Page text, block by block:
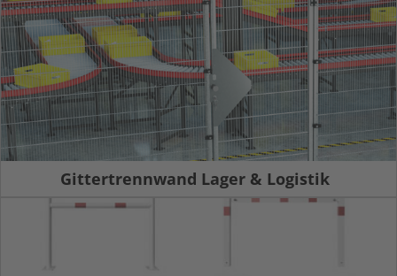
Gittertrennwand Lager & Logistik